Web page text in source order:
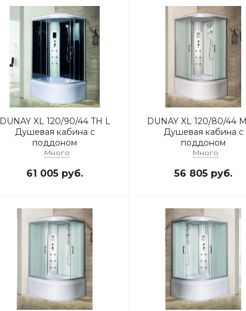
DUNAY XL 120/90/44 TH L
Душевая кабина с
поддоном
Много
61 005 руб.
DUNAY XL 120/80/44
Душевая кабина с
поддоном
Много
56 805 руб.